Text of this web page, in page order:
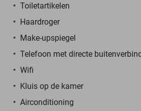
Toiletartikelen
Haardroger
Make-upspiegel
Telefoon met directe
Wifi
Kluis op de kamer
Airconditioning